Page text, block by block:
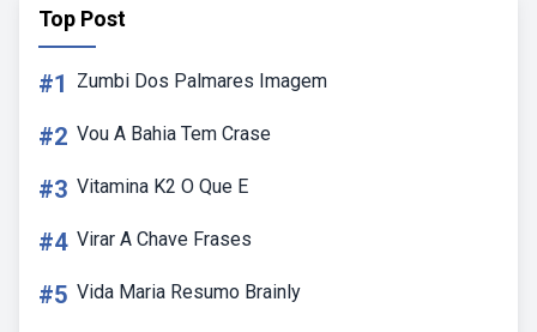
Top Post
#1 Zumbi Dos Palmares Imagem
#2 Vou A Bahia Tem Crase
#3 Vitamina K2 O Que E
#4 Virar A Chave Frases
#5 Vida Maria Resumo Brainly